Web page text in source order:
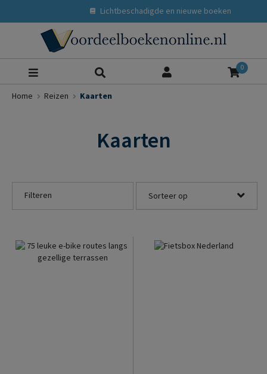
Lichtbeschadigde en nieuwe boeken
0
Home Reizen Kaarten
Kaarten
Filteren